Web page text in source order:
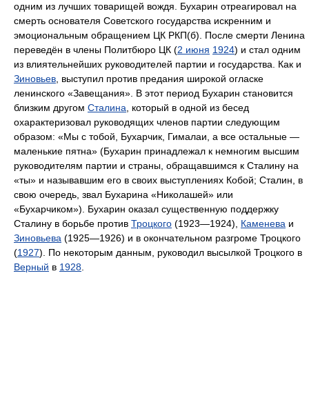
одним из лучших товарищей вождя. Бухарин отреагировал на
смерть основателя Советского государства искренним и
эмоциональным обращением ЦК РКП(б). После смерти Ленина
переведён в члены Политбюро ЦК (2 июня 1924) и стал одним
из влиятельнейших руководителей партии и государства. Как и
Зиновьев , выступил против предания широкой огласке
ленинского «Завещания». В этот период Бухарин становится
близким другом Сталина , который в одной из бесед
охарактеризовал руководящих членов партии следующим
образом: «Мы с тобой, Бухарчик, Гималаи, а все остальные —
маленькие пятна» (Бухарин принадлежал к немногим высшим
руководителям партии и страны, обращавшимся к Сталину на
«ты» и называвшим его в своих выступлениях Кобой; Сталин, в
свою очередь, звал Бухарина «Николашей» или
«Бухарчиком»). Бухарин оказал существенную поддержку
Сталину в борьбе против Троцкого (1923—1924), Каменева и
Зиновьева (1925—1926) и в окончательном разгроме Троцкого
(1927). По некоторым данным, руководил высылкой Троцкого в
Верный в 1928